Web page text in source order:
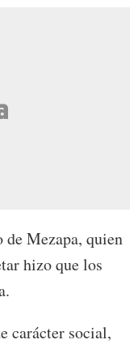
Mezapa, quien
hizo que los
carácter social,